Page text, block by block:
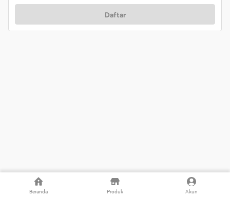
Beranda Produk Akun
Daftar